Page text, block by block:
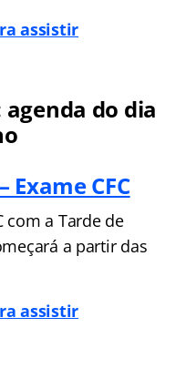
assistir
agenda do dia
Exame CFC
com a Tarde de
a partir das
assistir